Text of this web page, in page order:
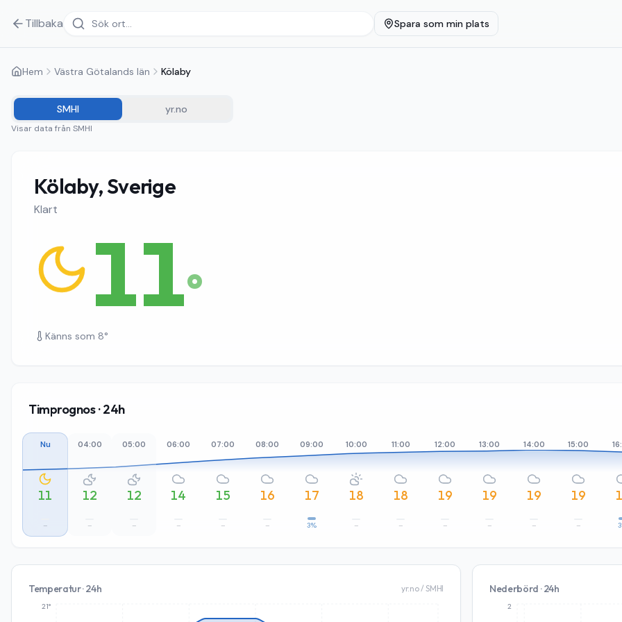
Tillbaka Spara som min plats
Hem Västra Götalands län Kölaby
SMHI yr.no
Visar data från SMHI
Kölaby, Sverige
Klart
11°
Känns som 8°
Timprognos · 24h
Nu
11
–
04:00
12
–
05:00
12
–
06:00
14
–
07:00
15
–
08:00
16
–
09:00
17
3%
10:00
18
–
11:00
18
–
12:00
19
–
13:00
19
–
14:00
19
–
15:00
19
–
Temperatur · 24h yr.no / SMHI
21°
Nederbörd · 24h
2